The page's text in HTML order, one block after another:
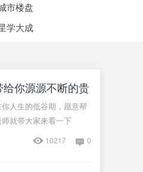
市楼盘
学大成
你源源不断的贵
人生的低谷期，愿意帮
就带大家来看一下
0
10217